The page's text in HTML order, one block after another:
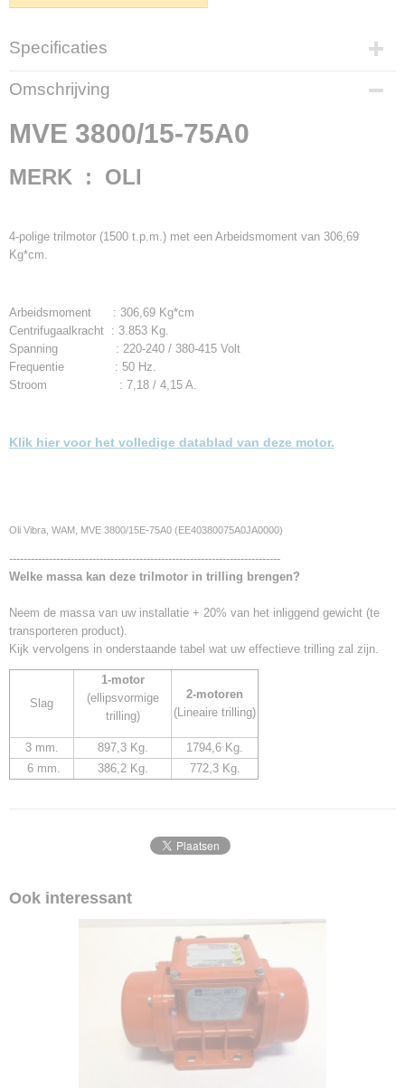
Specificaties
Netto gewicht
125,00 Kg
Bruto gewicht
135,00 Kg
Omschrijving
MVE 3800/15-75A0
MERK : OLI
4-polige trilmotor (1500 t.p.m.) met een Arbeidsmoment van 306,69
Kg*cm.
Arbeidsmoment : 306,69 Kg*cm
Centrifugaalkracht : 3.853 Kg.
Spanning : 220-240 / 380-415 Volt
Frequentie : 50 Hz.
Stroom : 7,18 / 4,15 A.
Klik hier voor het volledige datablad van deze motor.
Oli Vibra, WAM, MVE 3800/15E-75A0 (EE40380075A0JA0000)
---------------------------------------------------------------------------
Welke massa kan deze trilmotor in trilling brengen?
Neem de massa van uw installatie + 20% van het inliggend gewicht (te
transporteren product).
Kijk vervolgens in onderstaande tabel wat uw effectieve trilling zal zijn.
Slag
1-motor
(ellipsvormige
trilling)
2-motoren
(Lineaire trilling)
3 mm. 897,3 Kg.
1794,6 Kg.
6 mm.
386,2 Kg. 772,3 Kg.
Ook interessant